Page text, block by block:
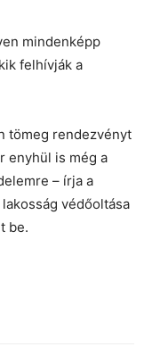
mindenképp
felhívják a
tömeg rendezvényt
enyhül is még a
– írja a
védőoltása
be.